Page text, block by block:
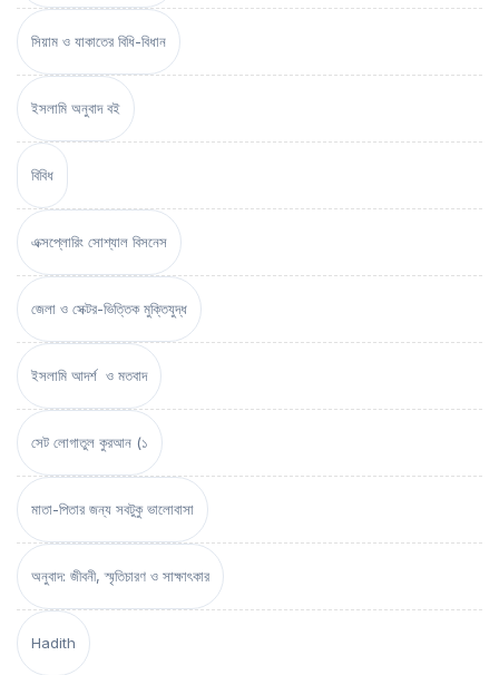
সিয়াম ও যাকাতের বিধি-বিধান
ইসলামি অনুবাদ বই
বিবিধ
এক্সপ্লোরিং সোশ্যাল বিসনেস
জেলা ও সেক্টর-ভিত্তিক মুক্তিযুদ্ধ
ইসলামি আদর্শ ও মতবাদ
সেট লোগাতুল কুরআন (১
মাতা-পিতার জন্য সবটুকু ভালোবাসা
অনুবাদ: জীবনী, স্মৃতিচারণ ও সাক্ষাৎকার
Hadith